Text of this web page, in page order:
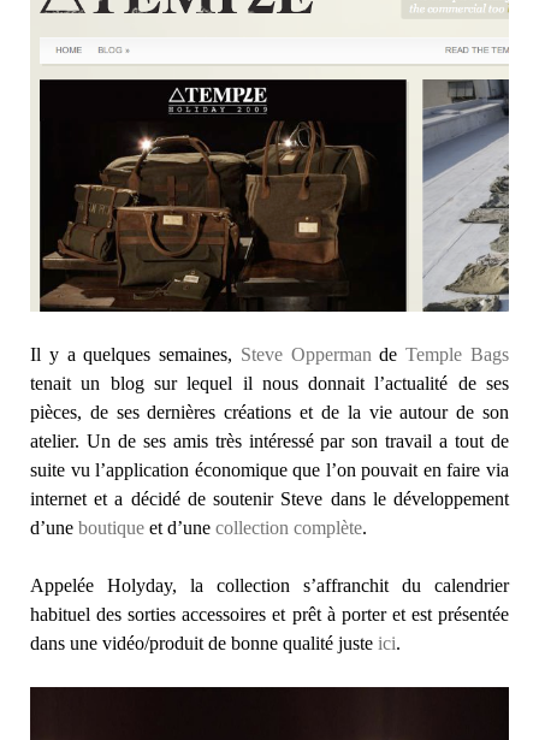
Il y a quelques semaines, Steve Opperman deTemple Bags
tenait un blog sur lequel il nous donnait l’actualité de ses
pièces, de ses dernières créations et de la vie autour de son
atelier. Un de ses amis très intéressé par son travail a tout de
suite vu l’application économique que l’on pouvait en faire via
internet et a décidé de soutenir Steve dans le développement
d’une boutique et d’une collection complète.
Appelée Holyday, la collection s’affranchit du calendrier
habituel des sorties accessoires et prêt à porter et est présentée
dans une vidéo/produit de bonne qualité juste ici.